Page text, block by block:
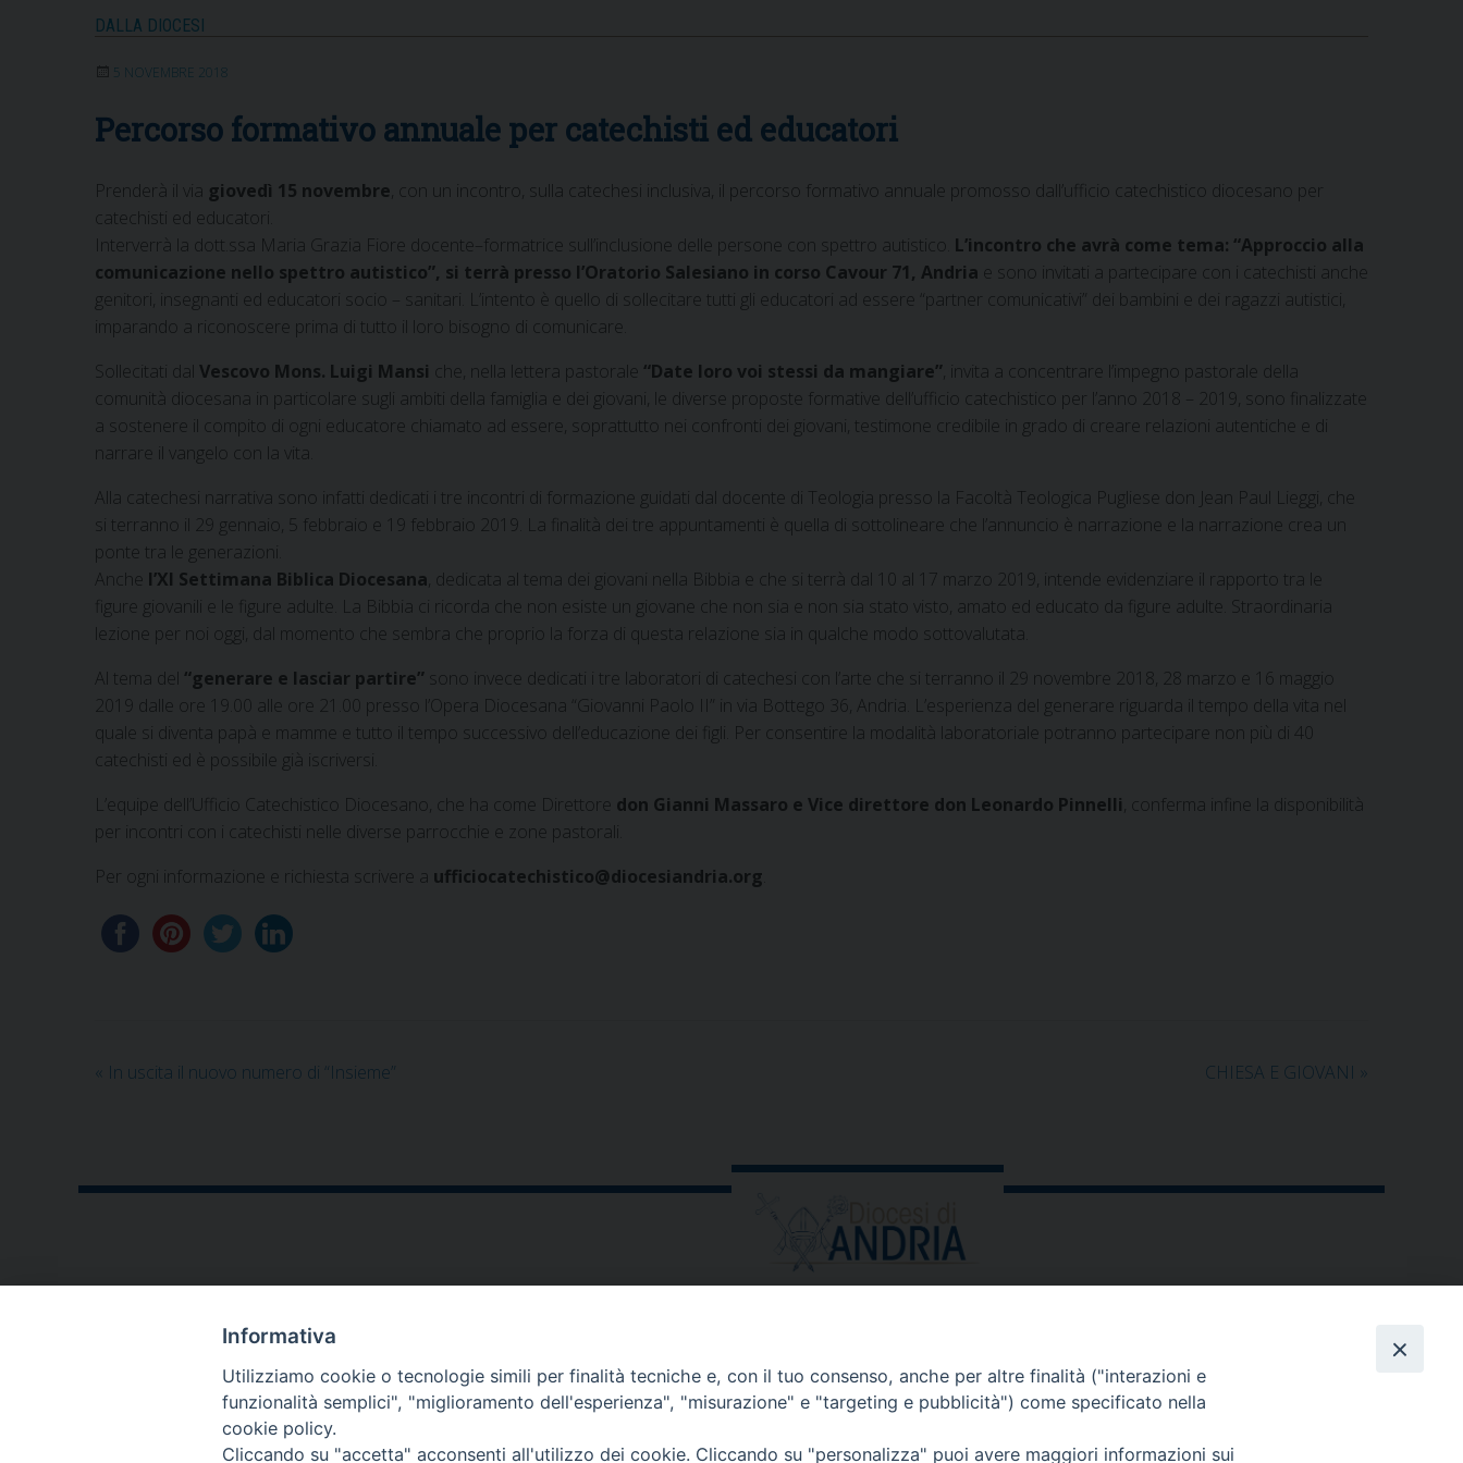
DALLA DIOCESI
5 NOVEMBRE 2018
Percorso formativo annuale per catechisti ed educatori
Prenderà il via giovedì 15 novembre , con un incontro, sulla catechesi inclusiva, il percorso formativo annuale promosso dall’ufficio catechistico diocesano per
catechisti ed educatori.
Interverrà la dott.ssa Maria Grazia Fiore docente–formatrice sull’inclusione delle persone con spettro autistico. L’incontro che avrà come tema: “Approccio alla
comunicazione nello spettro autistico”, si terrà presso l’Oratorio Salesiano in corso Cavour 71, Andria e sono invitati a partecipare con i catechisti anche
genitori, insegnanti ed educatori socio – sanitari. L’intento è quello di sollecitare tutti gli educatori ad essere “partner comunicativi” dei bambini e dei ragazzi autistici,
imparando a riconoscere prima di tutto il loro bisogno di comunicare.
Sollecitati dal Vescovo Mons. Luigi Mansi che, nella lettera pastorale “Date loro voi stessi da mangiare” , invita a concentrare l’impegno pastorale della
comunità diocesana in particolare sugli ambiti della famiglia e dei giovani, le diverse proposte formative dell’ufficio catechistico per l’anno 2018 – 2019, sono finalizzate
a sostenere il compito di ogni educatore chiamato ad essere, soprattutto nei confronti dei giovani, testimone credibile in grado di creare relazioni autentiche e di
narrare il vangelo con la vita.
Alla catechesi narrativa sono infatti dedicati i tre incontri di formazione guidati dal docente di Teologia presso la Facoltà Teologica Pugliese don Jean Paul Lieggi, che
si terranno il 29 gennaio, 5 febbraio e 19 febbraio 2019. La finalità dei tre appuntamenti è quella di sottolineare che l’annuncio è narrazione e la narrazione crea un
ponte tra le generazioni.
Anche l’XI Settimana Biblica Diocesana , dedicata al tema dei giovani nella Bibbia e che si terrà dal 10 al 17 marzo 2019, intende evidenziare il rapporto tra le
figure giovanili e le figure adulte. La Bibbia ci ricorda che non esiste un giovane che non sia e non sia stato visto, amato ed educato da figure adulte. Straordinaria
lezione per noi oggi, dal momento che sembra che proprio la forza di questa relazione sia in qualche modo sottovalutata.
Al tema del
“generare e lasciar partire” sono invece dedicati i tre laboratori di catechesi con l’arte che si terranno il 29 novembre 2018, 28 marzo e 16 maggio
2019 dalle ore 19.00 alle ore 21.00 presso l’Opera Diocesana “Giovanni Paolo II” in via Bottego 36, Andria. L’esperienza del generare riguarda il tempo della vita nel
quale si diventa papà e mamme e tutto il tempo successivo dell’educazione dei figli. Per consentire la modalità laboratoriale potranno partecipare non più di 40
catechisti ed è possibile già iscriversi.
L’equipe dell’Ufficio Catechistico Diocesano, che ha come Direttore don Gianni Massaro e Vice direttore don Leonardo Pinnelli , conferma infine la disponibilità
per incontri con i catechisti nelle diverse parrocchie e zone pastorali.
Per ogni informazione e richiesta scrivere a ufficiocatechistico@diocesiandria.org
« In uscita il nuovo numero di “Insieme” CHIESA E GIOVANI »
76123 - Andria (BT)
diocesi@diocesiandria.org
Orari uffici
Calendario diocesano
Informativa
Utilizziamo cookie o tecnologie simili per finalità tecniche e, con il tuo consenso, anche per altre finalità ("interazioni e
funzionalità semplici", "miglioramento dell'esperienza", "misurazione" e "targeting e pubblicità") come specificato nella
cookie policy.
Cliccando su "accetta" acconsenti all'utilizzo dei cookie. Cliccando su "personalizza" puoi avere maggiori informazioni sui